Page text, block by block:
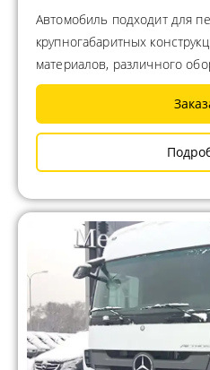
Автомобиль подходит для
крупногабаритных
материалов, различного